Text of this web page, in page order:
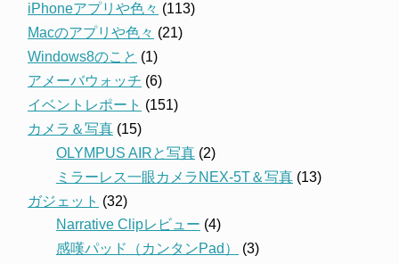
iPhoneアプリや色々 (113)
Macのアプリや色々 (21)
Windows8のこと (1)
アメーバウォッチ (6)
イベントレポート (151)
カメラ＆写真 (15)
OLYMPUS AIRと写真 (2)
ミラーレス一眼カメラNEX-5T＆写真 (13)
ガジェット (32)
Narrative Clipレビュー (4)
感嘆パッド（カンタンPad）
(3)